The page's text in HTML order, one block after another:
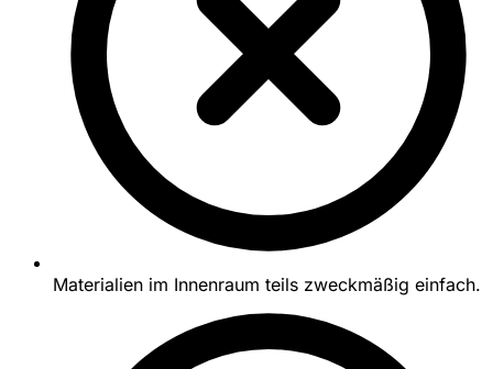
Materialien im Innenraum teils zweckmäßig einfach.